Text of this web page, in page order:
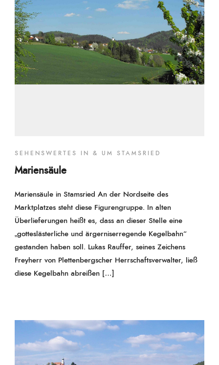
SEHENSWERTES IN & UM STAMSRIED
Mariensäule
Mariensäule in Stamsried An der Nordseite des
Marktplatzes steht diese Figurengruppe. In alten
Überlieferungen heißt es, dass an dieser Stelle eine
„gotteslästerliche und ärgerniserregende Kegelbahn“
gestanden haben soll. Lukas Rauffer, seines Zeichens
Freyherr von Plettenbergscher Herrschaftsverwalter, ließ
diese Kegelbahn abreißen […]